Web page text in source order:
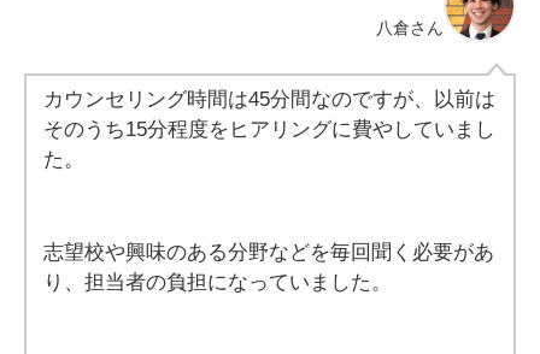
八倉さん
カウンセリング時間は45分間なのですが、以前は
そのうち15分程度をヒアリングに費やしていまし
た。
志望校や興味のある分野などを毎回聞く必要があ
り、担当者の負担になっていました。